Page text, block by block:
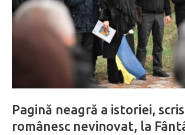
Pagină neagră a istoriei,
românesc nevinovat, la